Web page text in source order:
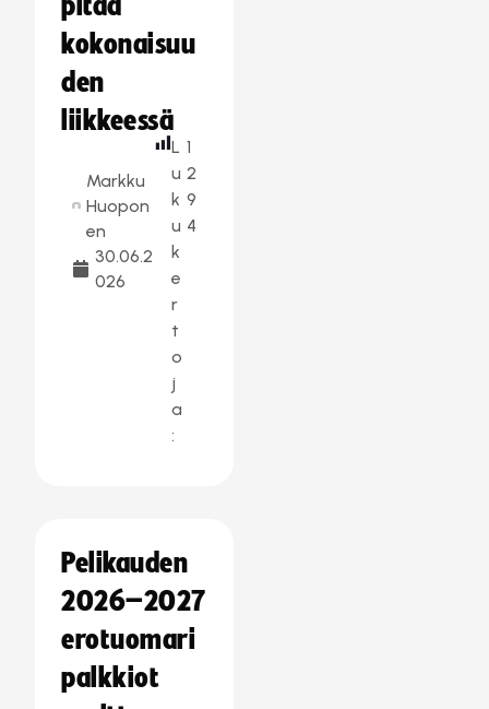
pitää
kokonaisuu
den
liikkeessä
Markku
Huopon
en
30.06.2
026
L
u
k
u
k
e
r
t
o
j
a
:
1
2
9
4
Pelikauden
2026–2027
erotuomari
palkkiot